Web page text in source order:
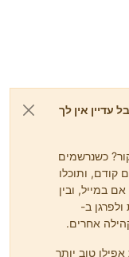
עדיין אין לך
כשנרשמים
קודם, ותוכלו
במייל, ובין
ב-
טוב יותר